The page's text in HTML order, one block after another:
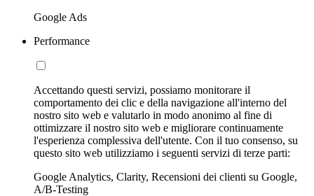
Google Ads
Performance
Accettando questi servizi, possiamo monitorare il
comportamento dei clic e della navigazione all'interno del
nostro sito web e valutarlo in modo anonimo al fine di
ottimizzare il nostro sito web e migliorare continuamente
l'esperienza complessiva dell'utente. Con il tuo consenso, su
questo sito web utilizziamo i seguenti servizi di terze parti:
Google Analytics, Clarity, Recensioni dei clienti su Google,
A/B-Testing